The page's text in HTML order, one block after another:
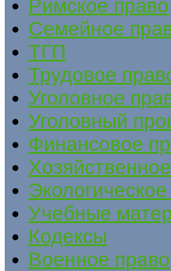
Римское право
Семейное
ТГП
Трудовое
Уголовное
Уголовный
Финансовое
Учебные
Кодексы
Военное право